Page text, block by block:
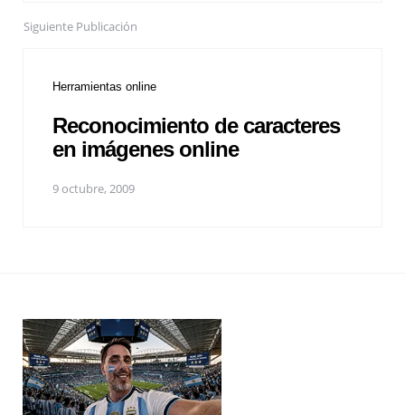
Siguiente Publicación
Herramientas online
Reconocimiento de caracteres
en imágenes online
9 octubre, 2009